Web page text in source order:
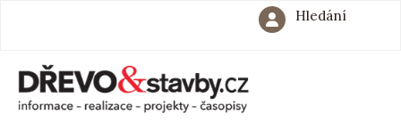
Hledání